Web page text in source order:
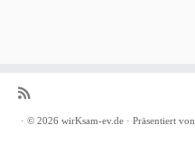
· © 2026 wirKsam-ev.de· Präsentiert von